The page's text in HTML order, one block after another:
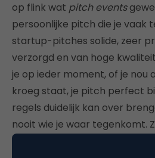
op flink wat pitch events
persoonlijke pitch die je vaak
startup-pitches solide, zeer
verzorgd en van hoge
je op ieder moment, of je nou
kroeg staat, je pitch perfect
regels duidelijk kan over
nooit wie je waar tegenkomt.
avondje borrelen de volgende